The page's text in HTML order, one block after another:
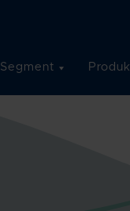
Segment